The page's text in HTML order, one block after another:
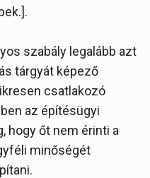
szabály legalább azt
tárgyát képező
csatlakozó
az építésügyi
hogy őt nem érinti a
minőségét